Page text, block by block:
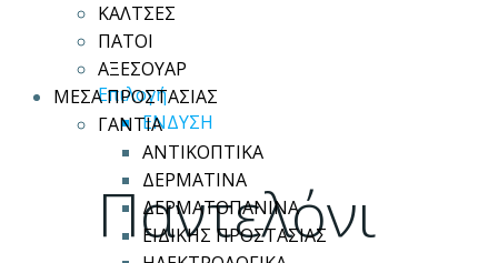
ΚΑΛΤΣΕΣ
ΠΑΤΟΙ
ΑΞΕΣΟΥΑΡ
ΜΕΣΑ ΠΡΟΣΤΑΣΙΑΣ
ΓΑΝΤΙΑ
ΑΝΤΙΚΟΠΤΙΚΑ
ΔΕΡΜΑΤΙΝΑ
ΔΕΡΜΑΤΟΠΑΝΙΝΑ
ΕΙΔΙΚΗΣ ΠΡΟΣΤΑΣΙΑΣ
ΕπιλογήΑυτό
το
προϊόν
έχει
πολλαπλές
παραλλαγές.
ΕΝΔΥΣΗ
Παντελόνι